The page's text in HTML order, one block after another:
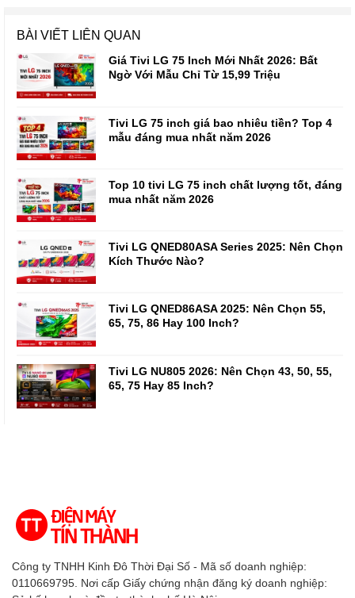
BÀI VIẾT LIÊN QUAN
Giá Tivi LG 75 Inch Mới Nhất 2026: Bất
Ngờ Với Mẫu Chỉ Từ 15,99 Triệu
Tivi LG 75 inch giá bao nhiêu tiền? Top 4
mẫu đáng mua nhất năm 2026
Top 10 tivi LG 75 inch chất lượng tốt, đáng
mua nhất năm 2026
Tivi LG QNED80ASA Series 2025: Nên Chọn
Kích Thước Nào?
Tivi LG QNED86ASA 2025: Nên Chọn 55,
65, 75, 86 Hay 100 Inch?
Tivi LG NU805 2026: Nên Chọn 43, 50, 55,
65, 75 Hay 85 Inch?
Công ty TNHH Kinh Đô Thời Đại Số - Mã số doanh nghiệp:
0110669795. Nơi cấp Giấy chứng nhận đăng ký doanh nghiệp: